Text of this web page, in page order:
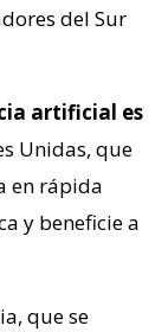
del Sur
artificial es
Unidas, que
en rápida
y beneficie a
que se